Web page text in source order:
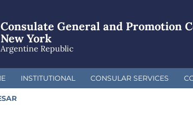
Consulate General and Promotion
New York
Argentine Republic
INSTITUTIONAL CONSULAR SERVICES